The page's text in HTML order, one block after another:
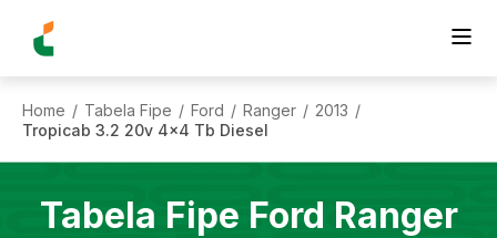
Home / Tabela Fipe / Ford / Ranger / 2013 /
Tropicab 3.2 20v 4x4 Tb Diesel
Tabela Fipe Ford Ranger